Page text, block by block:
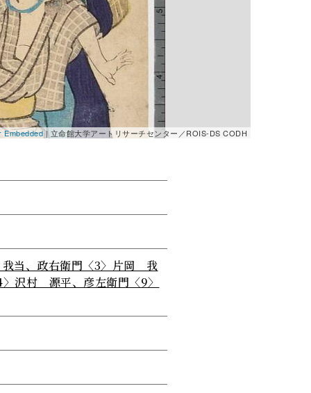
Embedded| 立命館大学アートリサーチセンター／ROIS-DS CODH
当、政右衛門〈3〉片岡 我
沢村 源平、彦左衛門〈9〉